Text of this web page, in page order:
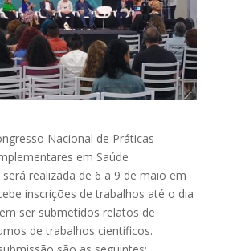
Nacional de Práticas
em Saúde
será realizada de 6 a 9 de maio em
inscrições de trabalhos até o dia
ser submetidos relatos de
de trabalhos científicos.